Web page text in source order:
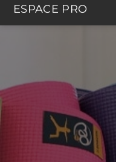
ESPACE PRO